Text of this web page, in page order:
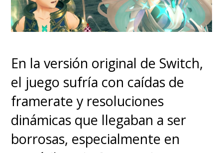
Beyond aprovecha muy bien el
hardware de la Switch 2, con
biolaboratorios helados que se
sienten densos y táctiles, llenos
de detalles que cuentan
historias sin necesidad de
cinemáticas constantes. Y la
En la versión original de Switch,
el juego sufría con caídas de
framerate y resoluciones
dinámicas que llegaban a ser
borrosas, especialmente en